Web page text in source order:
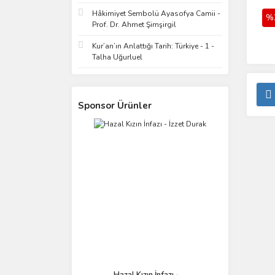
Hâkimiyet Sembolü Ayasofya Camii -
Prof. Dr. Ahmet Şimşirgil
Kur’an’ın Anlattığı Tarih: Türkiye - 1 -
Talha Uğurluel
Sponsor Ürünler